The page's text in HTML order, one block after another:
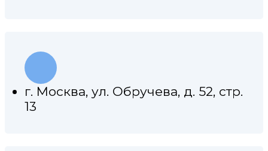
г. Москва, ул. Обручева, д. 52, стр.
13